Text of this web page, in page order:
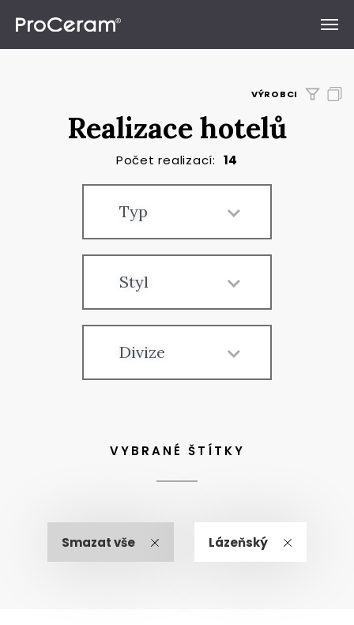
Realizace hotelů
Počet realizací: 14
Typ
Styl
Divize
VYBRANÉ ŠTÍTKY
Smazat vše Lázeňský
VÝROBCI